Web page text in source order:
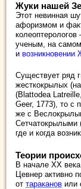
Жуки нашей
Этот невинная
афоризмом и
ученым, на
и возникновении
Существует ряд
жесткокрылых
(Blattodea
Geer, 1773), то с
же с
Сетчатокрылыми
где и когда
Теории
В начале ХХ
Цевнер активно
от тараканов или